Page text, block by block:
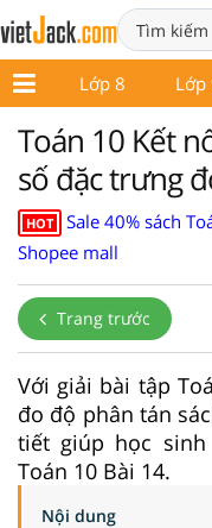
7 Lớp 8 Lớp
Toán 10 Kết
số đặc trưng
HOT
Sale 40% sách
Shopee mall
Trang trước
Với giải bài tập
đo độ phân tán
tiết giúp học
Toán 10 Bài 14.
Nội dung